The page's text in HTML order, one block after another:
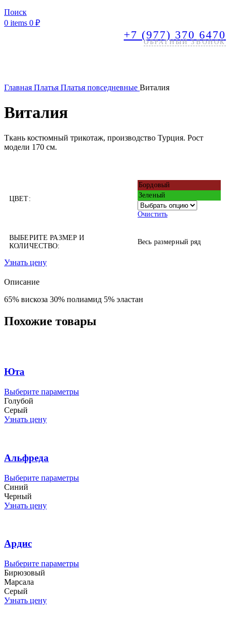
Поиск
0 items 0 ₽
+7 (977) 370 6470
ОБРАТНЫЙ ЗВОНОК
Главная Платья Платья повседневные Виталия
Виталия
Ткань костюмный трикотаж, производство Турция. Рост
модели 170 см.
ЦВЕТ:
Бордовый
Зеленый
Очистить
ВЫБЕРИТЕ РАЗМЕР И
КОЛИЧЕСТВО:
Весь размерный ряд
Узнать цену
Описание
65% вискоза 30% полиамид 5% эластан
Похожие товары
Юта
Выберите параметрыЭтот
товара.
Голубой
Серый
Узнать цену
Альфреда
Выберите параметрыЭтот
странице
товара.
Синий
Черный
Узнать цену
Ардис
Выберите параметрыЭтот
Бирюзовый
Марсала
Серый
Узнать цену